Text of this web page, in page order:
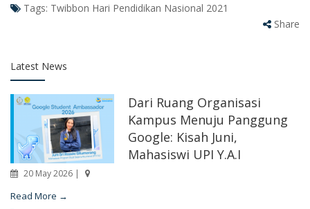
Tags: Twibbon Hari Pendidikan Nasional 2021
Share
Latest News
Dari Ruang Organisasi
Kampus Menuju Panggung
Google: Kisah Juni,
Mahasiswi UPI Y.A.I
20 May 2026 |
Read More →